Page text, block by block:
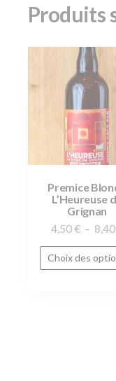
Produits
Premice
L’Heureuse
Grignan
4,50 € – 8,40
Choix des